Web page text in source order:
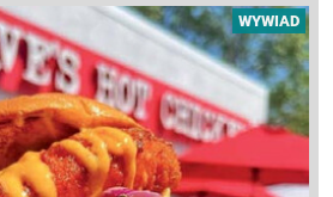
WYWIAD